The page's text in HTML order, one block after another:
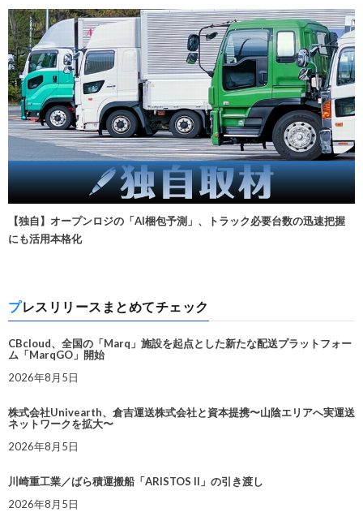
【独自】オープンロジの「AI梱包予測」、トラック必要台数の迅速把握
にも活用本格化
プレスリリースまとめてチェック
CBcloud、全国の「Marq」施設を起点とした新たな配送プラットフォー
ム「MarqGO」開始
2026年8月5日
株式会社Univearth、倉吉運送株式会社と資本提携〜山陰エリアへ実運送
ネットワークを拡大〜
2026年8月5日
川崎重工業／ばら積運搬船「ARISTOS II」の引き渡し
2026年8月5日